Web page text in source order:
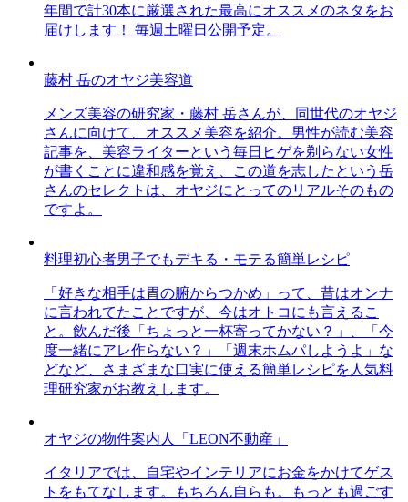
年間で計30本に厳選された最高にオススメのネタをお
届けします！ 毎週土曜日公開予定。
藤村 岳のオヤジ美容道
メンズ美容の研究家・藤村 岳さんが、同世代のオヤジ
さんに向けて、オススメ美容を紹介。男性が読む美容
記事を、美容ライターという毎日ヒゲを剃らない女性
が書くことに違和感を覚え、この道を志したという岳
さんのセレクトは、オヤジにとってのリアルそのもの
ですよ。
料理初心者男子でもデキる・モテる簡単レシピ
「好きな相手は胃の腑からつかめ」って、昔はオンナ
に言われてたことですが、今はオトコにも言えるこ
と。飲んだ後「ちょっと一杯寄ってかない？」、「今
度一緒にアレ作らない？」「週末ホムパしようよ」な
どなど、さまざまな口実に使える簡単レシピを人気料
理研究家がお教えします。
オヤジの物件案内人「LEON不動産」
イタリアでは、自宅やインテリアにお金をかけてゲス
トをもてなします。もちろん自らも。もっとも過ごす